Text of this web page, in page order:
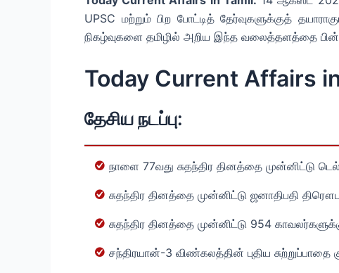
UPSC மற்றும் பிற போட்டித் தேர்வுகளுக்குத்
நிகழ்வுகளை தமிழில் அறிய இந்த வலைத்தளத்தை
Today Current Affairs
தேசிய நடப்பு:
நாளை 77வது சுதந்திர தினத்தை முன்னிட்டு
சுதந்திர தினத்தை முன்னிட்டு ஜனாதிபதி
சுதந்திர தினத்தை முன்னிட்டு 954
சந்திரயான்-3 விண்கலத்தின் புதிய